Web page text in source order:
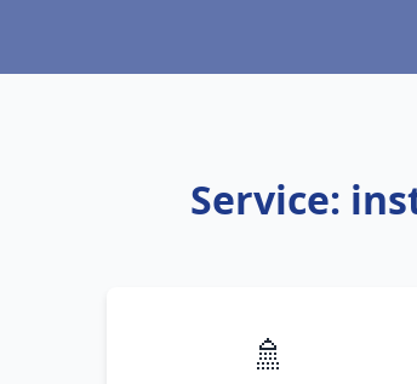
Service:
🚿